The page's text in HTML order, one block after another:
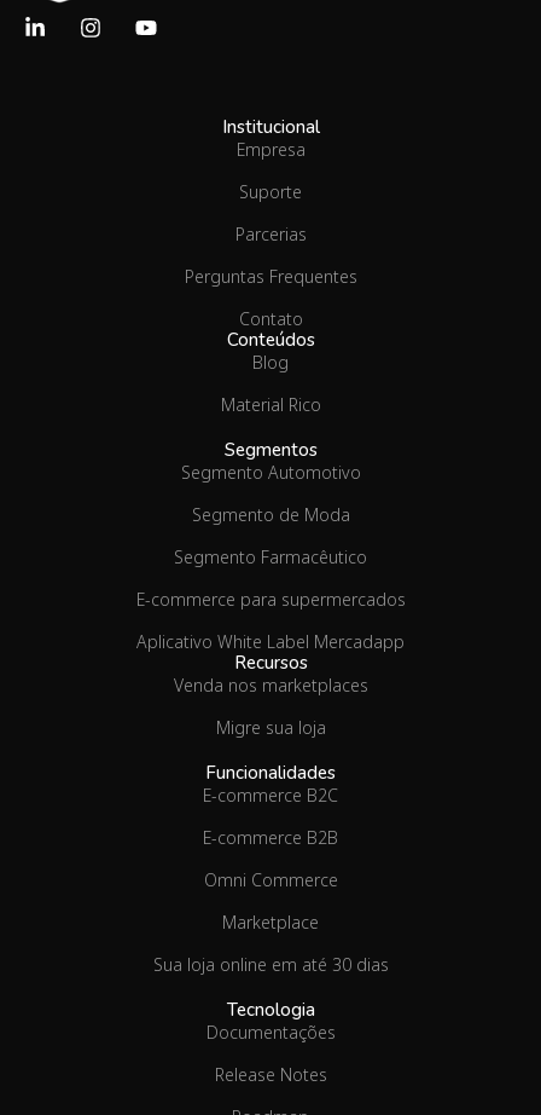
Institucional
Empresa
Suporte
Parcerias
Perguntas Frequentes
Contato
Conteúdos
Blog
Material Rico
Segmentos
Segmento Automotivo
Segmento de Moda
Segmento Farmacêutico
E-commerce para supermercados
Aplicativo White Label Mercadapp
Recursos
Venda nos marketplaces
Migre sua loja
Funcionalidades
E-commerce B2C
E-commerce B2B
Omni Commerce
Marketplace
Sua loja online em até 30 dias
Tecnologia
Documentações
Release Notes